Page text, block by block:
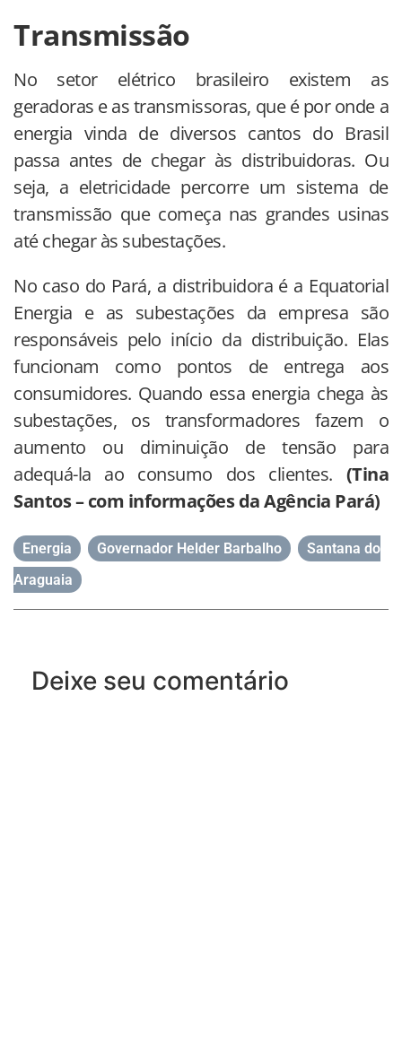
Transmissão
No setor elétrico brasileiro existem as
geradoras e as transmissoras, que é por onde a
energia vinda de diversos cantos do Brasil
passa antes de chegar às distribuidoras. Ou
seja, a eletricidade percorre um sistema de
transmissão que começa nas grandes usinas
até chegar às subestações.
No caso do Pará, a distribuidora é a Equatorial
Energia e as subestações da empresa são
responsáveis pelo início da distribuição. Elas
funcionam como pontos de entrega aos
consumidores. Quando essa energia chega às
subestações, os transformadores fazem o
aumento ou diminuição de tensão para
adequá-la ao consumo dos clientes. (Tina
Santos – com informações da Agência Pará)
Energia Governador Helder Barbalho
Santana do
Araguaia
Deixe seu comentário